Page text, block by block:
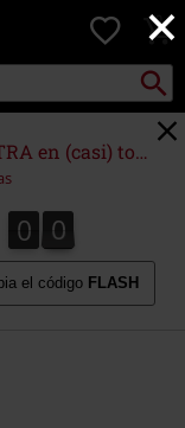
×
0
Buscar
en (casi) todo
0
0 0
1
0
el código FLASH